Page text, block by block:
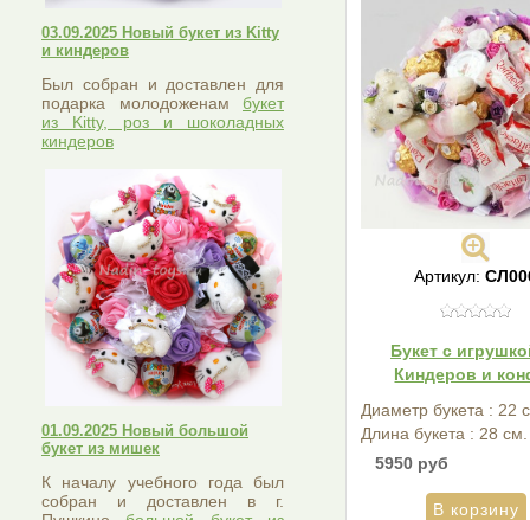
03.09.2025 Новый букет из Kitty
и киндеров
Был собран и доставлен для
подарка молодоженам букет
из Kitty, роз и шоколадных
киндеров
01.09.2025 Новый большой
букет из мишек
К началу учебного года был
собран и доставлен в г.
Артикул:
Букет с
Киндеров и
Диаметр букета : 22
Длина букета : 28 см.
5950 руб